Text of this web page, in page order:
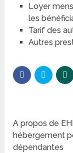
Loyer
les
Tarif des
Autres
A propos de
hébergement
dépendantes